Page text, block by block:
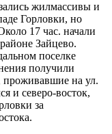
жилмассивы и
Горловки, но
17 час. начали
Зайцево.
поселке
получили
проживавшие на ул.
и северо-восток,
за